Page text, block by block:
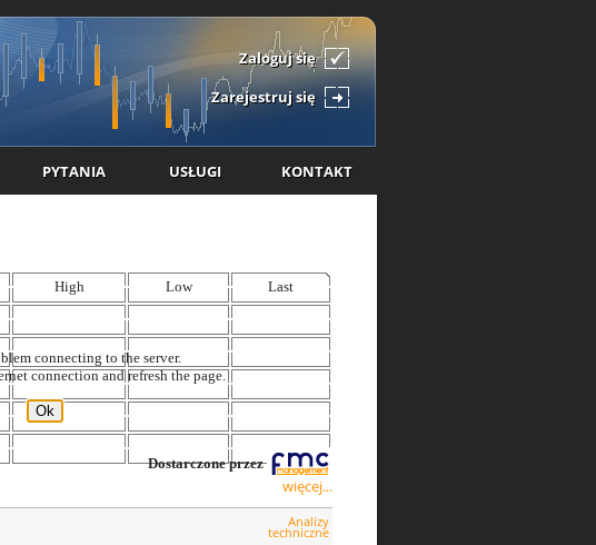
Zaloguj się
Zarejestruj się
PYTANIA USŁUGI KONTAKT
więcej...
Analizy
techniczne